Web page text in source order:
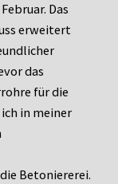
Das
erweitert
das
für die
in meiner
Betoniererei.